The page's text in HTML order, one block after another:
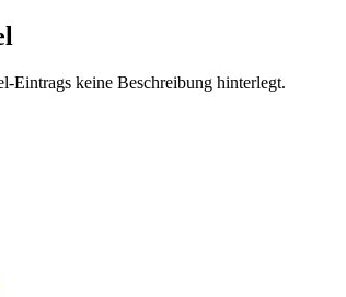
Eintrags keine Beschreibung hinterlegt.